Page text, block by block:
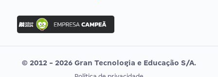
Concurso Ibama
Concurso MPU
Editais publicados
Vunesp
© 2012 - 2026 Gran Tecnologia e Educação S/A.